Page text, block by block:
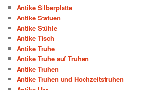
Antike Silberplatte
Antike Statuen
Antike Stühle
Antike Tisch
Antike Truhe
Antike Truhe auf Truhen
Antike Truhen
Antike Truhen und Hochzeitstruhen